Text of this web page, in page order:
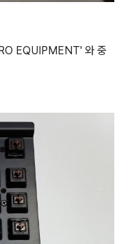
EQUIPMENT' 와 중